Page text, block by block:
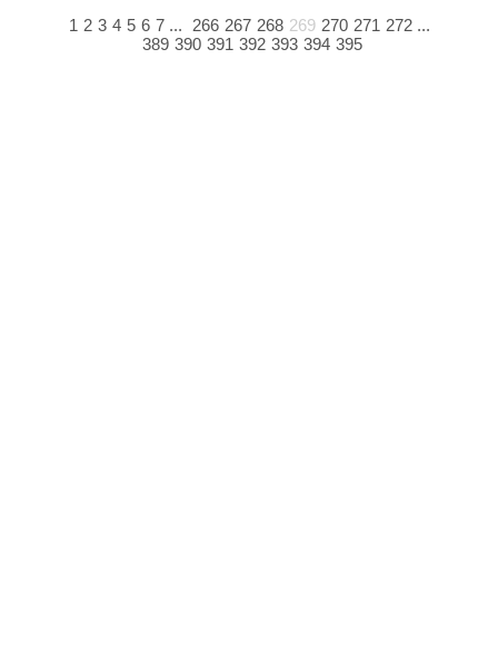
1 2 3 4 5 6 7... 266 267 268 269 270 271 272...
389 390 391 392 393 394 395